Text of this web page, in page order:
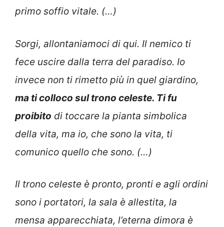
primo soffio vitale. (…)
Sorgi, allontaniamoci di qui. Il nemico ti
fece uscire dalla terra del paradiso. Io
invece non ti rimetto più in quel giardino,
ma ti colloco sul trono celeste. Ti fu
proibito di toccare la pianta simbolica
della vita, ma io, che sono la vita, ti
comunico quello che sono. (…)
Il trono celeste è pronto, pronti e agli ordini
sono i portatori, la sala è allestita, la
mensa apparecchiata, l’eterna dimora è